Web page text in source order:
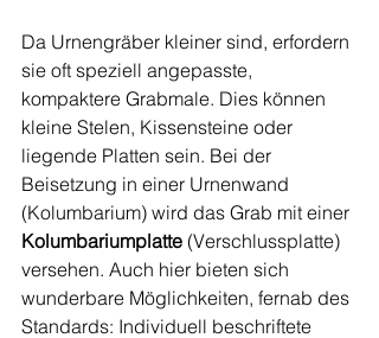
Da Urnengräber kleiner sind, erfordern
sie oft speziell angepasste,
kompaktere Grabmale. Dies können
kleine Stelen, Kissensteine oder
liegende Platten sein. Bei der
Beisetzung in einer Urnenwand
(Kolumbarium) wird das Grab mit einer
Kolumbariumplatte (Verschlussplatte)
versehen. Auch hier bieten sich
wunderbare Möglichkeiten, fernab des
Standards: Individuell beschriftete